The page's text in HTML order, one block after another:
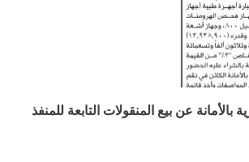
بالأمانة عن بيع المنقولات التابعة للمنفذ